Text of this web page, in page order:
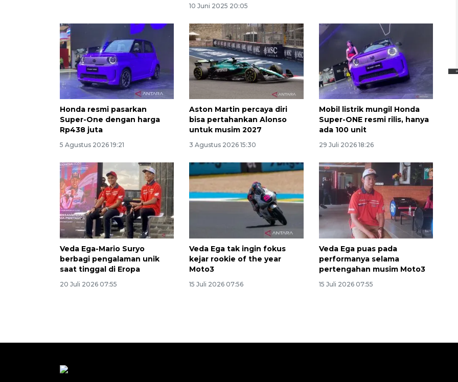
10 Juni 2025 20:05
Honda resmi pasarkan
Super-One dengan harga
Rp438 juta
5 Agustus 2026 19:21
Aston Martin percaya diri
bisa pertahankan Alonso
untuk musim 2027
3 Agustus 2026 15:30
Mobil listrik mungil Honda
Super-ONE resmi rilis, hanya
ada 100 unit
29 Juli 2026 18:26
Veda Ega-Mario Suryo
berbagi pengalaman unik
saat tinggal di Eropa
20 Juli 2026 07:55
Veda Ega tak ingin fokus
kejar rookie of the year
Moto3
15 Juli 2026 07:56
Veda Ega puas pada
performanya selama
pertengahan musim Moto3
15 Juli 2026 07:55
Ekspedisi Rupiah Berdaulat
2026 sambangi Papua
2026-08-06 13:15:00